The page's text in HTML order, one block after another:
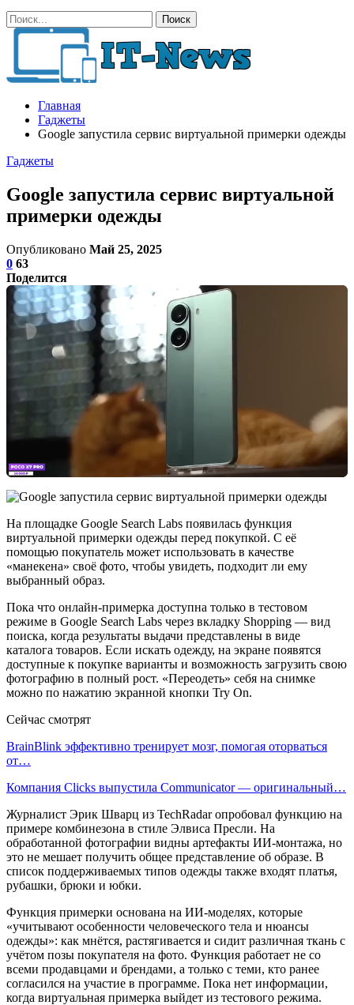
Главная
Гаджеты
Google запустила сервис виртуальной примерки одежды
Гаджеты
Google запустила сервис виртуальной
примерки одежды
Опубликовано Май 25, 2025
0 63
Поделится
На площадке Google Search Labs появилась функция
виртуальной примерки одежды перед покупкой. С её
помощью покупатель может использовать в качестве
«манекена» своё фото, чтобы увидеть, подходит ли ему
выбранный образ.
Пока что онлайн-примерка доступна только в тестовом
режиме в Google Search Labs через вкладку Shopping — вид
поиска, когда результаты выдачи представлены в виде
каталога товаров. Если искать одежду, на экране появятся
доступные к покупке варианты и возможность загрузить свою
фотографию в полный рост. «Переодеть» себя на снимке
можно по нажатию экранной кнопки Try On.
Сейчас смотрят
BrainBlink эффективно тренирует мозг, помогая оторваться
от…
Компания Clicks выпустила Communicator — оригинальный…
Журналист Эрик Шварц из TechRadar опробовал функцию на
примере комбинезона в стиле Элвиса Пресли. На
обработанной фотографии видны артефакты ИИ-монтажа, но
это не мешает получить общее представление об образе. В
список поддерживаемых типов одежды также входят платья,
рубашки, брюки и юбки.
Функция примерки основана на ИИ-моделях, которые
«учитывают особенности человеческого тела и нюансы
одежды»: как мнётся, растягивается и сидит различная ткань с
учётом позы покупателя на фото. Функция работает не со
всеми продавцами и брендами, а только с теми, кто ранее
согласился на участие в программе. Пока нет информации,
когда виртуальная примерка выйдет из тестового режима.